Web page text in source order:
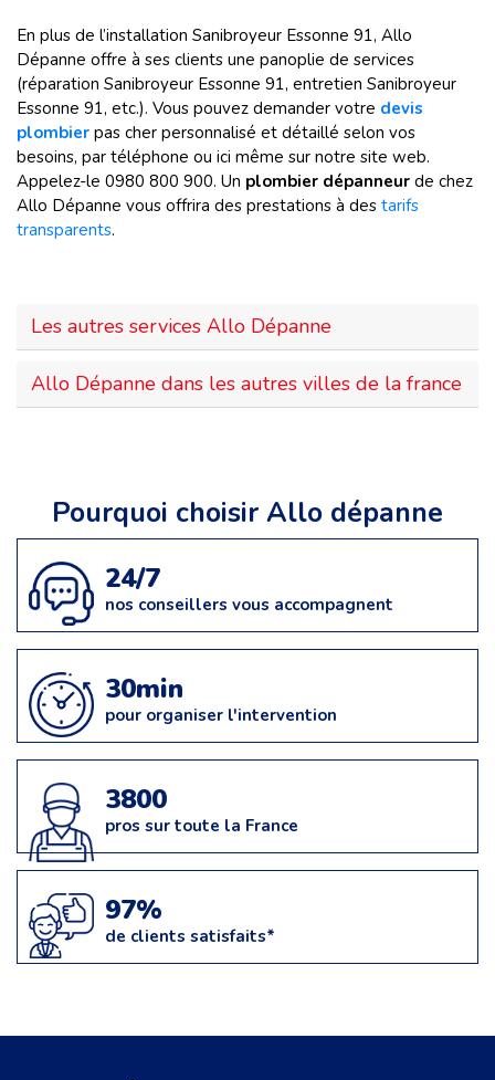
En plus de l’installation Sanibroyeur Essonne 91, Allo
Dépanne offre à ses clients une panoplie de services
(réparation Sanibroyeur Essonne 91, entretien Sanibroyeur
Essonne 91, etc.). Vous pouvez demander votre devis
plombier pas cher personnalisé et détaillé selon vos
besoins, par téléphone ou ici même sur notre site web.
Appelez-le 0980 800 900. Un plombier dépanneur de chez
Allo Dépanne vous offrira des prestations à des tarifs
transparents.
Les autres services Allo Dépanne
Allo Dépanne dans les autres villes de la france
Pourquoi choisir Allo dépanne
24/7
nos conseillers vous accompagnent
30min
pour organiser l'intervention
3800
pros sur toute la France
97%
de clients satisfaits*